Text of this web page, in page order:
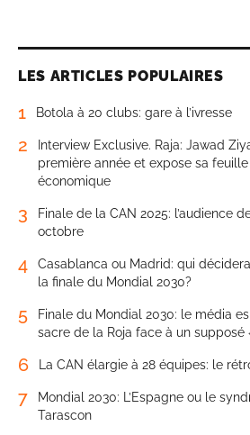
LES ARTICLES POPULAIRES
1 Botola à 20 clubs: gare à l’ivresse
2
Interview Exclusive. Raja: Jawad
première année et expose sa
économique
3
Finale de la CAN 2025: l’audience
octobre
4
Casablanca ou Madrid: qui
la finale du Mondial 2030?
5
Finale du Mondial 2030: le média
sacre de la Roja face à un
6 La CAN élargie à 28 équipes: le
7
Mondial 2030: L’Espagne ou le
Tarascon